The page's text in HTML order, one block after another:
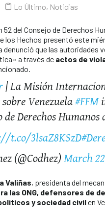
Lo Último, Noticias
52 del Consejo de Derechos
los Hechos presentó este
denunció que las
a través de actos de
| La Misión
sobre Venezuela#FFM
de Derechos
t.co/3lsaZ8KSzD
(@Codhez) March
Valiñas, presidenta del
las ONG, defensores de
y sociedad civilen